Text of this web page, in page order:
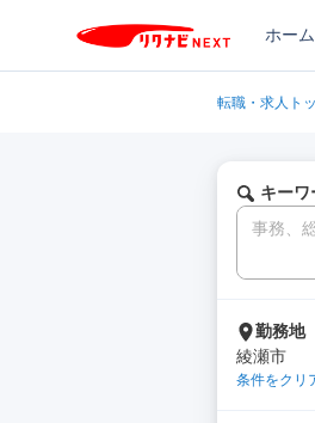
ホーム
転職・求人ト
キーワ
勤務地
綾瀬市
条件をクリ